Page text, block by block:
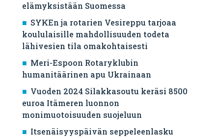
elämyksistään Suomessa
SYKEn ja rotarien Vesireppu tarjoaa
koululaisille mahdollisuuden todeta
lähivesien tila omakohtaisesti
Meri-Espoon Rotaryklubin
humanitäärinen apu Ukrainaan
Vuoden 2024 Silakkasoutu keräsi 8500
euroa Itämeren luonnon
monimuotoisuuden suojeluun
Itsenäisyyspäivän seppeleenlasku